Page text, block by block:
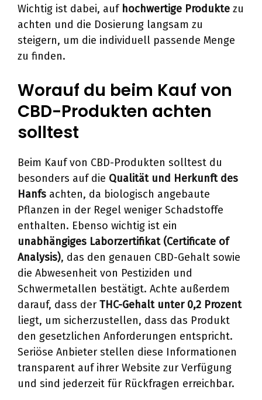
Wichtig ist dabei, auf hochwertige Produkte zu
achten und die Dosierung langsam zu
steigern, um die individuell passende Menge
zu finden.
Worauf du beim Kauf von
CBD-Produkten achten
solltest
Beim Kauf von CBD-Produkten solltest du
besonders auf die Qualität und Herkunft des
Hanfs achten, da biologisch angebaute
Pflanzen in der Regel weniger Schadstoffe
enthalten. Ebenso wichtig ist ein
unabhängiges Laborzertifikat (Certificate of
Analysis), das den genauen CBD-Gehalt sowie
die Abwesenheit von Pestiziden und
Schwermetallen bestätigt. Achte außerdem
darauf, dass der THC-Gehalt unter 0,2 Prozent
liegt, um sicherzustellen, dass das Produkt
den gesetzlichen Anforderungen entspricht.
Seriöse Anbieter stellen diese Informationen
transparent auf ihrer Website zur Verfügung
und sind jederzeit für Rückfragen erreichbar.